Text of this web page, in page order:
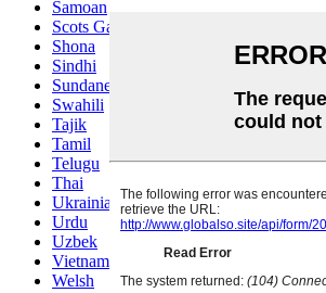
Samoan
Scots Gaelic
Shona
Sindhi
Sundanese
Swahili
Tajik
Tamil
Telugu
Thai
Ukrainian
Urdu
Uzbek
Vietnamese
Welsh